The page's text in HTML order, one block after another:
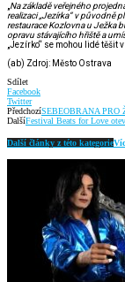
„Na základě veřejného
realizaci „Jezírka“ v původně
restaurace Kozlovna u Ježka
opravu stávajícího hřiště a
„Jezírko“ se mohou lidé těšit
(ab) Zdroj: Město Ostrava
Sdílet
Facebook
Twitter
PředchozíSEBEOBRANA PRO
DalšíFestival Beats for Love
Další články z této kategorie